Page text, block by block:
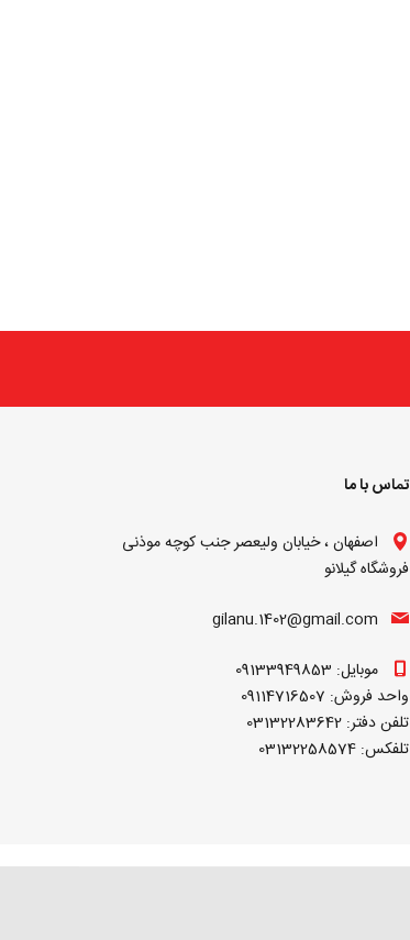
تماس با ما
اصفهان ، خیابان ولیعصر جنب کوچه موذنی
فروشگاه گیلانو
gilanu.1402@gmail.com
موبایل: 09133949853
واحد فروش: 09114716507
تلفن دفتر: 03132283642
تلفکس: 03132258574